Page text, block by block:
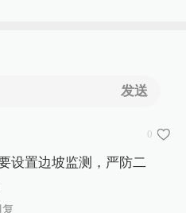
发送
0
设置边坡监测，严防二
复